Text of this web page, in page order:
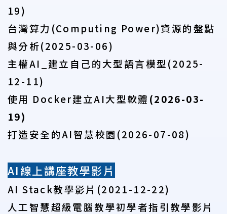
19)
台灣算力(Computing Power)資源的盤點
與分析(2025-03-06)
主權AI_ 建立自己的大型語言模型(2025-
12-11)
使用 Docker建立AI大型軟體 (2026-03-
19)
打造安全的AI智慧校園(2026-07-08)
AI線上講座教學影片
AI Stack教學影片(2021-12-22)
人工智慧超級電腦教學初學者指引 教學影片